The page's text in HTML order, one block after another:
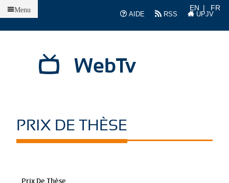
AIDE
RSS UPJV
EN FR
WebTv
Menu
PRIX DE THÈSE